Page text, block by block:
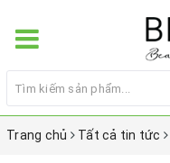
Trang chủ Tất cả tin tức